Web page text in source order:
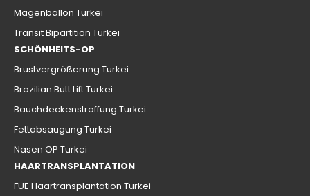
Magenballon Turkei
Transit Bipartition Turkei
SCHÖNHEITS-OP
Brustvergrößerung Turkei
Brazilian Butt Lift Turkei
Bauchdeckenstraffung Turkei
Fettabsaugung Turkei
Nasen OP Turkei
HAARTRANSPLANTATION
FUE Haartransplantation Turkei